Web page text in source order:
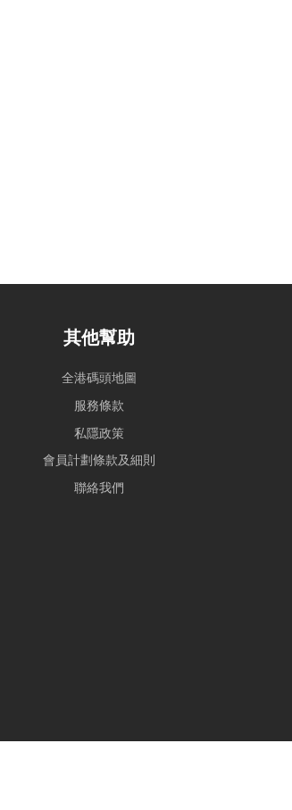
其他幫助
全港碼頭地圖
服務條款
私隱政策
會員計劃條款及細則
聯絡我們